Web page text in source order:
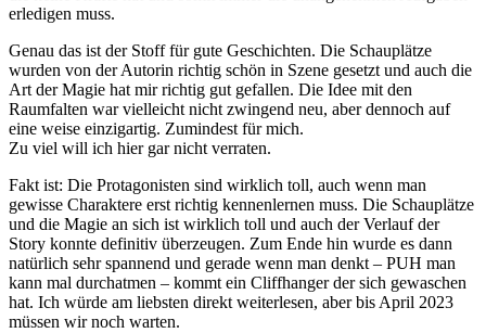
erledigen muss.
Genau das ist der Stoff für gute Geschichten. Die Schauplätze
wurden von der Autorin richtig schön in Szene gesetzt und auch die
Art der Magie hat mir richtig gut gefallen. Die Idee mit den
Raumfalten war vielleicht nicht zwingend neu, aber dennoch auf
eine weise einzigartig. Zumindest für mich.
Zu viel will ich hier gar nicht verraten.
Fakt ist: Die Protagonisten sind wirklich toll, auch wenn man
gewisse Charaktere erst richtig kennenlernen muss. Die Schauplätze
und die Magie an sich ist wirklich toll und auch der Verlauf der
Story konnte definitiv überzeugen. Zum Ende hin wurde es dann
natürlich sehr spannend und gerade wenn man denkt – PUH man
kann mal durchatmen – kommt ein Cliffhanger der sich gewaschen
hat. Ich würde am liebsten direkt weiterlesen, aber bis April 2023
müssen wir noch warten.